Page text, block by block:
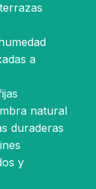
a
natural
duraderas
y